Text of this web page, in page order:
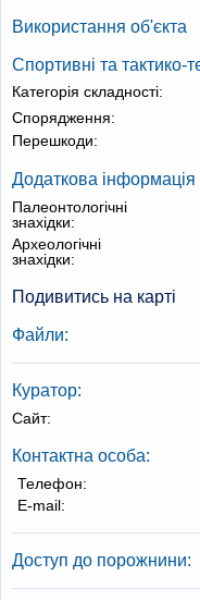
Використання об'єкта
Спортивні та тактико-
Категорія складності:
Спорядження:
Перешкоди:
Додаткова інформація
Палеонтологічні
знахідки:
Археологічні
знахідки:
Подивитись на карті
Файли:
Куратор:
Сайт:
Контактна особа:
Телефон:
E-mail:
Доступ до порожнини: